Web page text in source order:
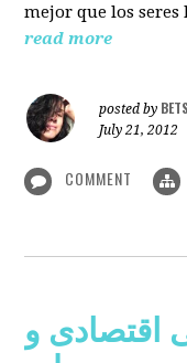
mejor que los seres
read more
posted by
July 21, 2012
COMMENT
اقتصادی و